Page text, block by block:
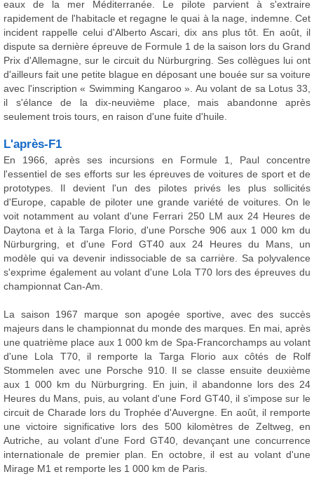
eaux de la mer Méditerranée. Le pilote parvient à s'extraire
rapidement de l'habitacle et regagne le quai à la nage, indemne. Cet
incident rappelle celui d'Alberto Ascari, dix ans plus tôt. En août, il
dispute sa dernière épreuve de Formule 1 de la saison lors du Grand
Prix d'Allemagne, sur le circuit du Nürburgring. Ses collègues lui ont
d'ailleurs fait une petite blague en déposant une bouée sur sa voiture
avec l'inscription « Swimming Kangaroo ». Au volant de sa Lotus 33,
il s'élance de la dix-neuvième place, mais abandonne après
seulement trois tours, en raison d'une fuite d'huile.
L'après-F1
En 1966, après ses incursions en Formule 1, Paul concentre
l'essentiel de ses efforts sur les épreuves de voitures de sport et de
prototypes. Il devient l'un des pilotes privés les plus sollicités
d'Europe, capable de piloter une grande variété de voitures. On le
voit notamment au volant d'une Ferrari 250 LM aux 24 Heures de
Daytona et à la Targa Florio, d'une Porsche 906 aux 1 000 km du
Nürburgring, et d'une Ford GT40 aux 24 Heures du Mans, un
modèle qui va devenir indissociable de sa carrière. Sa polyvalence
s'exprime également au volant d'une Lola T70 lors des épreuves du
championnat Can-Am.
La saison 1967 marque son apogée sportive, avec des succès
majeurs dans le championnat du monde des marques. En mai, après
une quatrième place aux 1 000 km de Spa-Francorchamps au volant
d'une Lola T70, il remporte la Targa Florio aux côtés de Rolf
Stommelen avec une Porsche 910. Il se classe ensuite deuxième
aux 1 000 km du Nürburgring. En juin, il abandonne lors des 24
Heures du Mans, puis, au volant d'une Ford GT40, il s'impose sur le
circuit de Charade lors du Trophée d'Auvergne. En août, il remporte
une victoire significative lors des 500 kilomètres de Zeltweg, en
Autriche, au volant d'une Ford GT40, devançant une concurrence
internationale de premier plan. En octobre, il est au volant d'une
Mirage M1 et remporte les 1 000 km de Paris.